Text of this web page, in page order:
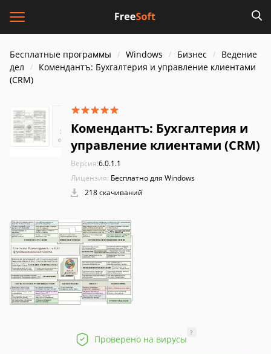
Бесплатные программы Windows Бизнес
Ведение
дел
Комендантъ: Бухгалтерия и управление клиентами
(CRM)
Комендантъ: Бухгалтерия и
управление клиентами (CRM)
Версия:6.0.1.1
Лицензия: Бесплатно для Windows
218 скачиваний
Проверено на вирусы
?